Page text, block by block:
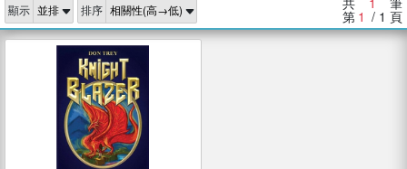
登輝時代
數學女孩：黎曼猜想 、
偉大的迷走神經
顯示 排序 第 1 / 1 頁